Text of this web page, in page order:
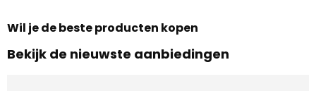
Wil je de beste producten kopen
Bekijk de nieuwste aanbiedingen